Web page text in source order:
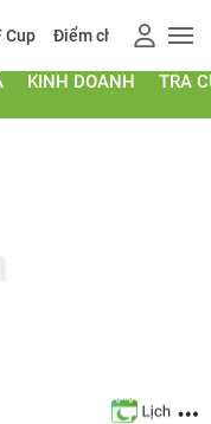
Cup Điểm chuẩn 2026
KINH DOANH TRA